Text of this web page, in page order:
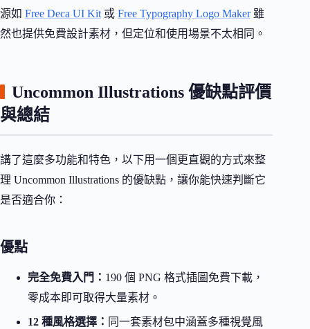
源如 Free Deca UI Kit 或 Free Typography Logo Maker雖
然也提供免費設計素材，但定位和使用場景不太相同。
Uncommon Illustrations 優缺點評價
與總結
講了這麼多功能和特色，以下用一個更直觀的方式來整
理 Uncommon Illustrations 的優缺點，讓你能快速判斷它
是否適合你：
優點
完全免費入門： 190 個 PNG 格式插圖免費下載，
零成本即可取得大量素材。
12 種風格選擇： 同一套素材包中涵蓋多種視覺風